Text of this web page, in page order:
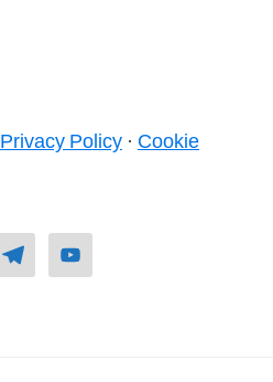
Privacy Policy · Cookie